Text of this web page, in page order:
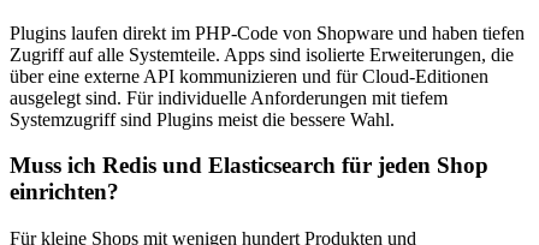
Plugins laufen direkt im PHP-Code von Shopware und haben tiefen
Zugriff auf alle Systemteile. Apps sind isolierte Erweiterungen, die
über eine externe API kommunizieren und für Cloud-Editionen
ausgelegt sind. Für individuelle Anforderungen mit tiefem
Systemzugriff sind Plugins meist die bessere Wahl.
Muss ich Redis und Elasticsearch für jeden Shop
einrichten?
Für kleine Shops mit wenigen hundert Produkten und